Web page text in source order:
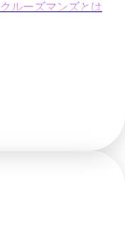
クルーズマンズとは